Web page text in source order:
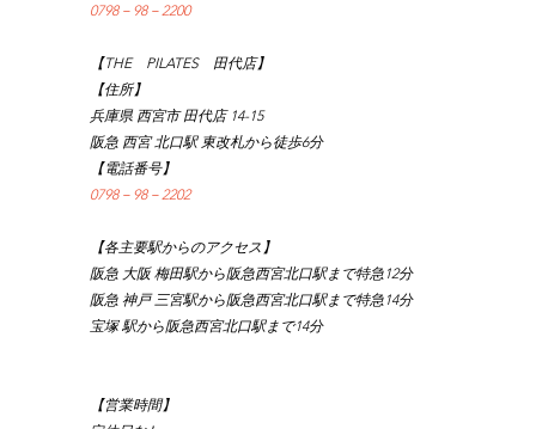
0798－98－2200
【THE　PILATES　田代店】
【住所】
兵庫県 西宮市 田代店 14-15
阪急 西宮 北口駅 東改札から徒歩6分
【電話番号】
0798－98－2202
【各主要駅からのアクセス】
阪急 大阪 梅田駅から阪急西宮北口駅まで特急12分
阪急 神戸 三宮駅から阪急西宮北口駅まで特急14分
宝塚 駅から阪急西宮北口駅まで14分
【営業時間】